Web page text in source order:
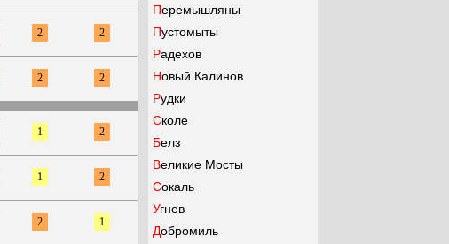
2 2
2 2
1 2
1 2
2 1
Перемышляны
Пустомыты
Радехов
Новый Калинов
Рудки
Сколе
Белз
Великие Мосты
Сокаль
Угнев
Добромиль